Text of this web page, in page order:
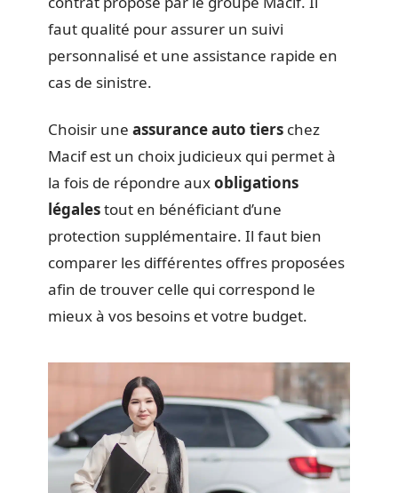
faut qualité pour assurer un suivi
personnalisé et une assistance rapide en
cas de sinistre.
Choisir une assurance auto tiers chez
Macif est un choix judicieux qui permet à
la fois de répondre auxobligations
légalestout en bénéficiant d’une
protection supplémentaire. Il faut bien
comparer les différentes offres proposées
afin de trouver celle qui correspond le
mieux à vos besoins et votre budget.